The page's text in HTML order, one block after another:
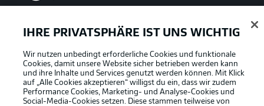
Rechtliche Hinweise Voreinstellungen verwalten
IHRE PRIVATSPHÄRE IST UNS WICHTIG
Wir nutzen unbedingt erforderliche Cookies und funktionale
Cookies, damit unsere Website sicher betrieben werden kann
und ihre Inhalte und Services genutzt werden können. Mit Klick
auf „Alle Cookies akzeptieren“ willigst du ein, dass wir zudem
Performance Cookies, Marketing- und Analyse-Cookies und
Social-Media-Cookies setzen. Diese stammen teilweise von